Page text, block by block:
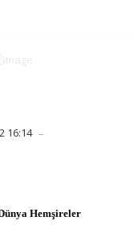
16:14
Hemşireler